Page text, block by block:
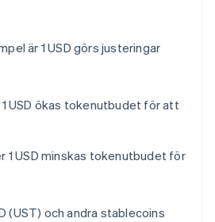
är 1 USD görs justeringar
USD ökas tokenutbudet för att
1 USD minskas tokenutbudet för
(UST) och andra stablecoins